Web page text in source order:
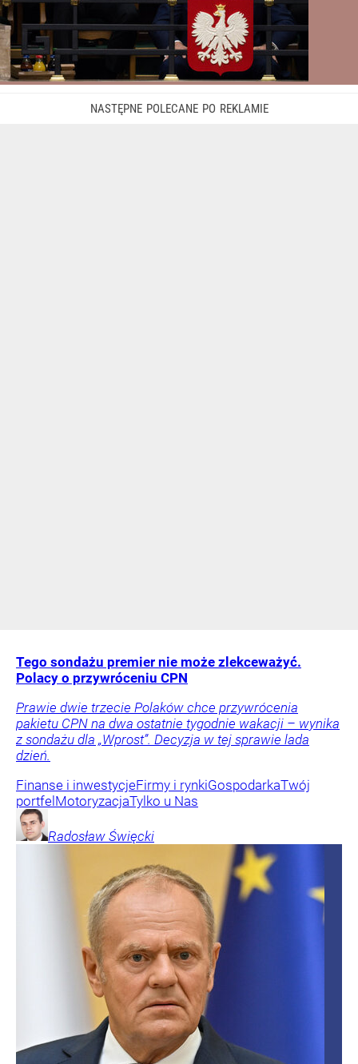
Tego sondażu premier nie może zlekceważyć.
Polacy o przywróceniu CPN
Prawie dwie trzecie Polaków chce przywrócenia
pakietu CPN na dwa ostatnie tygodnie wakacji – wynika
z sondażu dla „Wprost”. Decyzja w tej sprawie lada
dzień.
Finanse i inwestycjeFirmy i rynkiGospodarkaTwój
portfel MotoryzacjaTylko u Nas
Radosław Święcki